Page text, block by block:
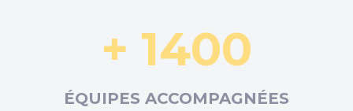
+ 1400
ÉQUIPES ACCOMPAGNÉES